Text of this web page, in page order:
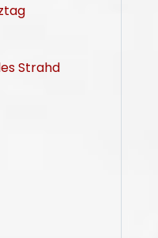
Strahd